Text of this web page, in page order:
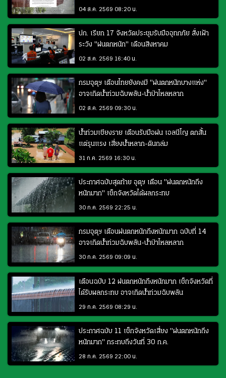
04 ส.ค. 2569 08:20 น.
ปภ. เรียก 17 จังหวัดประชุมรับมืออุทกภัย สั่งเฝ้า
ระวัง "ฝนตกหนัก" เดือนสิงหาคม
02 ส.ค. 2569 16:40 น.
กรมอุตุฯ เตือนไทยยังคงมี "ฝนตกหนักบางแห่ง"
อาจเกิดน้ำท่วมฉับพลัน-น้ำป่าไหลหลาก
02 ส.ค. 2569 09:30 น.
น้ำท่วมเชียงราย เตือนรับมือฝน เอลนีโญ ตกสั้น
แต่รุนแรง เสี่ยงน้ำหลาก-ดินถล่ม
31 ก.ค. 2569 16:30 น.
ประกาศฉบับสุดท้าย อุตุฯ เตือน "ฝนตกหนักถึง
หนักมาก" เช็กจังหวัดได้ผลกระทบ
30 ก.ค. 2569 22:25 น.
กรมอุตุฯ เตือนฝนตกหนักถึงหนักมาก ฉบับที่ 14
อาจเกิดน้ำท่วมฉับพลัน-น้ำป่าไหลหลาก
30 ก.ค. 2569 09:09 น.
เตือนฉบับ 12 ฝนตกหนักถึงหนักมาก เช็กจังหวัดที่
ได้รับผลกระทบ อาจเกิดน้ำท่วมฉับพลัน
29 ก.ค. 2569 08:29 น.
ประกาศฉบับ 11 เช็กจังหวัดเสี่ยง "ฝนตกหนักถึง
หนักมาก" กระทบถึงวันที่ 30 ก.ค.
28 ก.ค. 2569 22:00 น.